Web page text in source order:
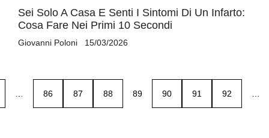
Sei Solo A Casa E Senti I Sintomi Di Un Infarto:
Cosa Fare Nei Primi 10 Secondi
Giovanni Poloni 15/03/2026
86 87 88 89 90 91 92